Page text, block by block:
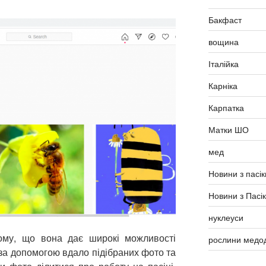
що вона дає широкі можливості
допомогою вдало підібраних фото та
Бакфаст
вощина
Італійка
Карніка
Карпатка
Матки ШО
мед
Новини з
Новини з
нуклеуси
рослини